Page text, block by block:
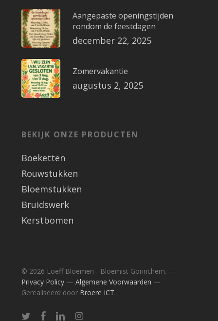
Aangepaste openingstijden
rondom de feestdagen
december 22, 2025
Zomervakantie
augustus 2, 2025
BEKIJK ONZE PRODUCTEN
Boeketten
Rouwstukken
Bloemstukken
Bruidswerk
Kerstbomen
© 2026 Loeff Bloemen - Bloemist Gorinchem. —
Privacy Policy —Algemene Voorwaarden —
Gerealiseerd door Broere ICT.
twitterfacebooklinkedininstagram